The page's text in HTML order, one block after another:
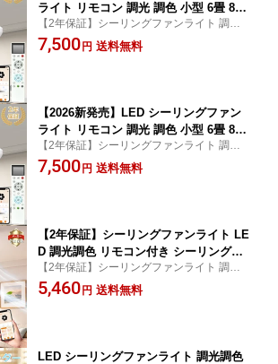
ライト リモコン 調光 調色 小型 6畳 8畳
天井 サーキュレーター ライト付き シー
リングライト ファン付き 照明 空気循環
【2年保証】シーリングファンライト 調光
調色 小型 LED リモコン 省エネ 空気循環 正
逆回転 ACモーター 静音 E26 引っ掛けシー
7,500 円 送料無料
【2026新発売】LED シーリングファン
ライト リモコン 調光 調色 小型 6畳 8畳
天井 サーキュレーター ライト付き シー
リングライト ファン付き 照明 空気循環
【2年保証】シーリングファンライト 調光
調色 小型 LED リモコン 省エネ 空気循環 正
逆回転 ACモーター 静音 E26 引っ掛けシー
7,500 円 送料無料
【2年保証】シーリングファンライト LE
D 調光調色 リモコン付き シーリングフ
ァン ファン付き照明 引っ掛け式 シーリ
ングライト おしゃれ 6畳 8畳 照明器具
【2年保証】シーリングファンライト 調光
調色 小型 LED リモコン 省エネ 空気循環 D
Cモーター 静音 引っ掛けシーリング 風量調
5,460 円 送料無料
LED シーリングファンライト 調光調色